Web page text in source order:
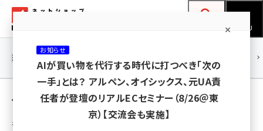
ン
ネットショップ担当者フォーラム
MENU
連載・特集 |
イベント・セミナー
各種イベント・セミナーの記事
お知らせ
AIが買い物を代行する時代に打つべき「次の
一手」とは？ アルペン、オイシックス、元UA責
任者が登壇のリアルECセミナー（8/26＠東
京）【交流会も実施】